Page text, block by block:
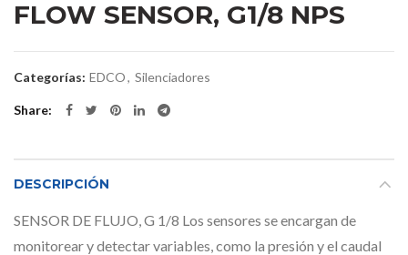
FLOW SENSOR, G1/8 NPS
Categorías: EDCO, Silenciadores
Share
DESCRIPCIÓN
SENSOR DE FLUJO, G 1/8 Los sensores se encargan de
monitorear y detectar variables, como la presión y el caudal